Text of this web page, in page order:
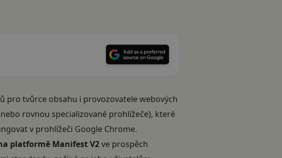
tvůrce obsahu i provozovatele webových
rovnou specializované prohlížeče), které
v prohlížeči Google Chrome.
platformě Manifest V2ve prospěch